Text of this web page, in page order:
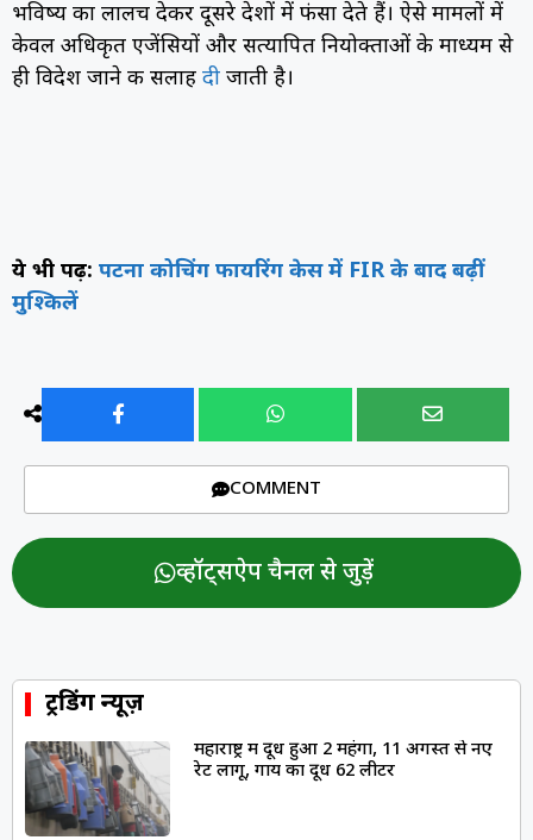
भविष्य का लालच देकर दूसरे देशों में फंसा देते हैं। ऐसे मामलों में
केवल अधिकृत एजेंसियों और सत्यापित नियोक्ताओं के माध्यम से
ही विदेश जाने की सलाह दी जाती है।
ये भी पढ़ें: पटना कोचिंग फायरिंग केस में FIR के बाद बढ़ीं
मुश्किलें
COMMENT
व्हॉट्सऐप चैनल से जुड़ें
ट्रेंडिंग न्यूज़
महाराष्ट्र में दूध हुआ ₹2 महंगा, 11 अगस्त से नए
रेट लागू, गाय का दूध ₹62 लीटर